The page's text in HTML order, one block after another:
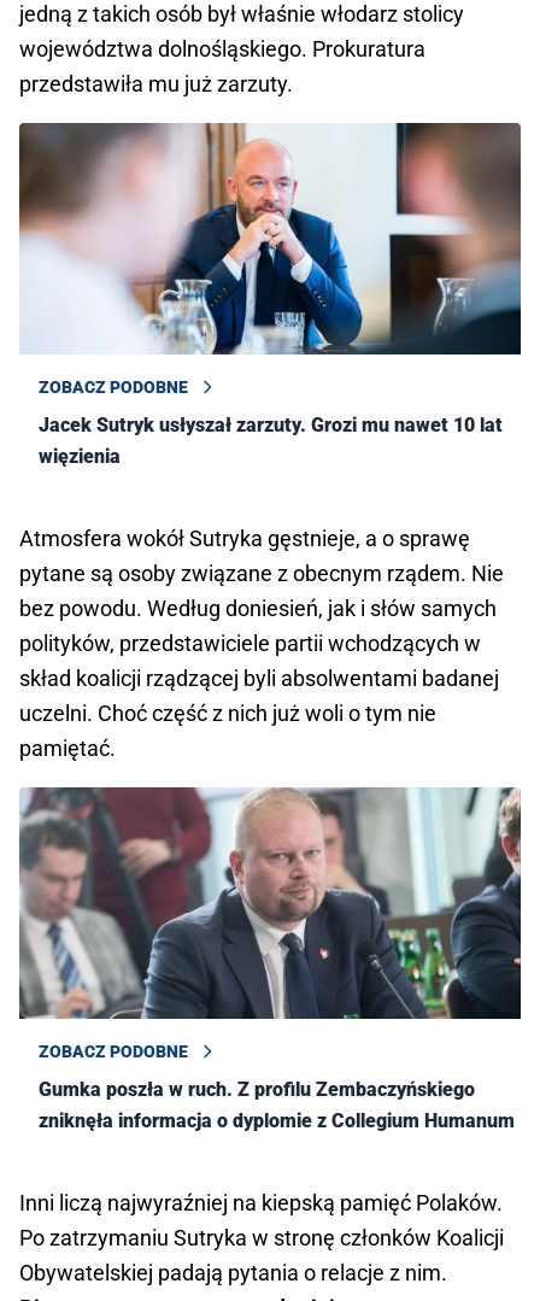
jedną z takich osób był właśnie włodarz stolicy
województwa dolnośląskiego. Prokuratura
przedstawiła mu już zarzuty.
ZOBACZ PODOBNE
Jacek Sutryk usłyszał zarzuty. Grozi mu nawet 10 lat
więzienia
Atmosfera wokół Sutryka gęstnieje, a o sprawę
pytane są osoby związane z obecnym rządem. Nie
bez powodu. Według doniesień, jak i słów samych
polityków, przedstawiciele partii wchodzących w
skład koalicji rządzącej byli absolwentami badanej
uczelni. Choć część z nich już woli o tym nie
pamiętać.
ZOBACZ PODOBNE
Gumka poszła w ruch. Z profilu Zembaczyńskiego
zniknęła informacja o dyplomie z Collegium Humanum
Inni liczą najwyraźniej na kiepską pamięć Polaków.
Po zatrzymaniu Sutryka w stronę członków Koalicji
Obywatelskiej padają pytania o relacje z nim.